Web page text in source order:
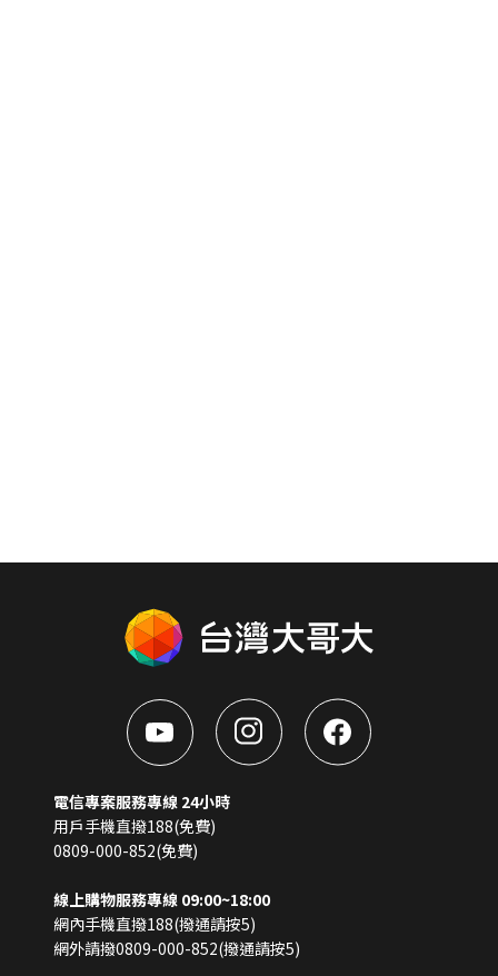
電信專案服務專線 24小時
用戶手機直撥188(免費)
0809-000-852(免費)
線上購物服務專線 09:00~18:00
網內手機直撥188(撥通請按5)
網外請撥0809-000-852(撥通請按5)